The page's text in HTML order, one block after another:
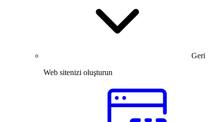
Geri
Web sitenizi oluşturun